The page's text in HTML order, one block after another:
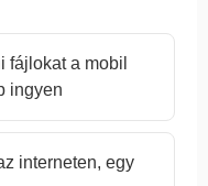
fájlokat a mobil
ingyen
interneten, egy